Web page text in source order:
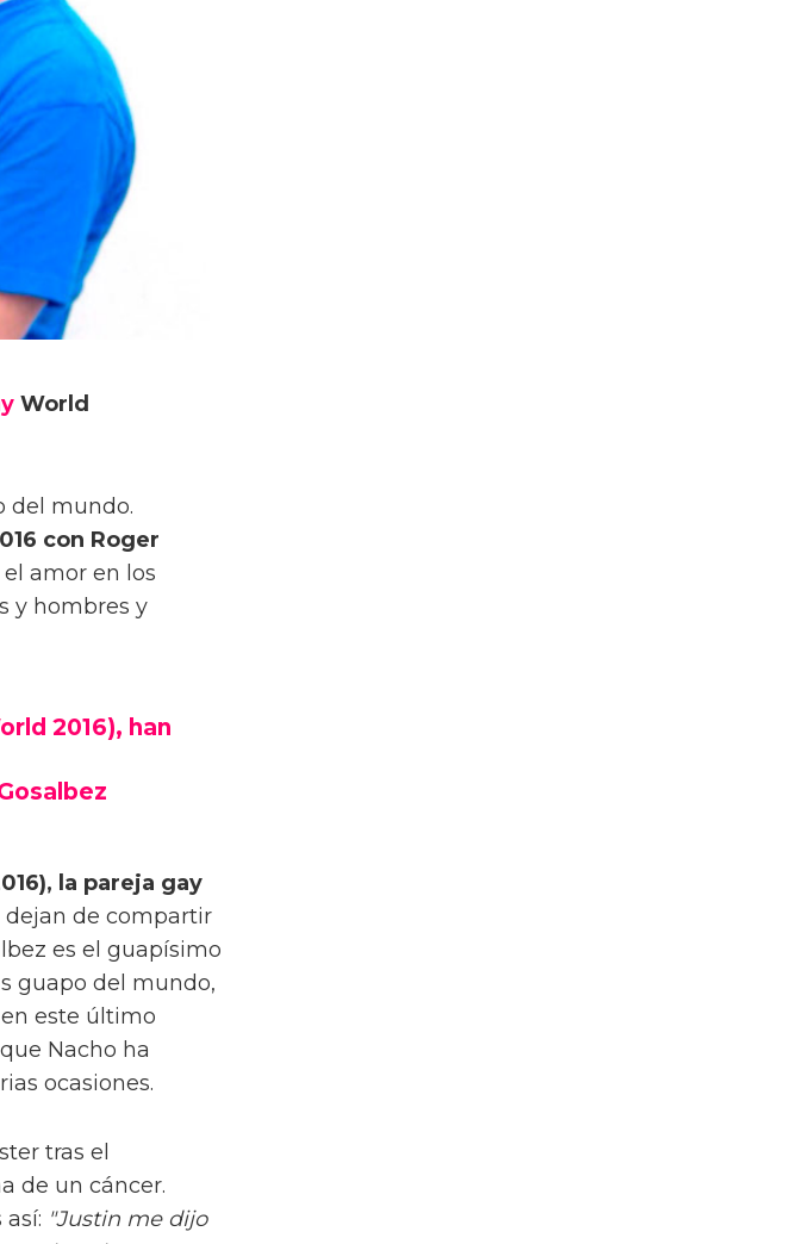
World
del mundo.
con Roger
amor en los
y hombres y
2016), han
la pareja gay
dejan de compartir
es el guapísimo
guapo del mundo,
en este último
Nacho ha
ocasiones.
tras el
de un cáncer.
"Justin me dijo